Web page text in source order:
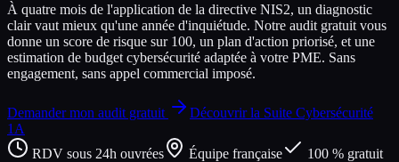
À quatre mois de l'application de la directive NIS2, un diagnostic
clair vaut mieux qu'une année d'inquiétude. Notre audit gratuit vous
donne un score de risque sur 100, un plan d'action priorisé, et une
estimation de budget cybersécurité adaptée à votre PME. Sans
engagement, sans appel commercial imposé.
Demander mon audit gratuit
Découvrir la Suite Cybersécurité
1A
RDV sous 24h ouvrées
Équipe française
100 % gratuit